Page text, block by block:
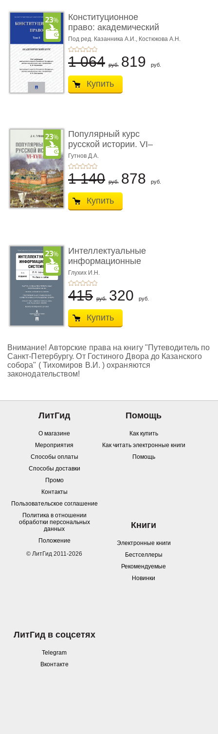
Конституционное
право: академический
курс. То� ...
Под ред. Казанника А.И., Костюкова А.Н.
1 064 руб. 819 руб.
Купить
Популярный курс
русской истории. VI–
XVII вв. Учеб ...
Гутнов Д.А.
1 140 руб. 878 руб.
Купить
Интеллектуальные
информационные
системы. 2-е и ...
Глухих И.Н.
415 руб. 320 руб.
Купить
Внимание! Авторские права на книгу "Путеводитель по
Санкт-Петербургу. От Гостиного Двора до Казанского
собора" ( Тихомиров В.И. ) охраняются
законодательством!
ЛитГид
О магазине
Мероприятия
Способы оплаты
Способы доставки
Промо
Контакты
Пользовательское соглашение
Политика в отношении
обработки персональных
данных
Положение
© ЛитГид 2011-2026
Помощь
Как купить
Как читать электронные книги
Помощь
Книги
Электронные книги
Бестселлеры
Рекомендуемые
Новинки
ЛитГид в соцсетях
Telegram
Вконтакте